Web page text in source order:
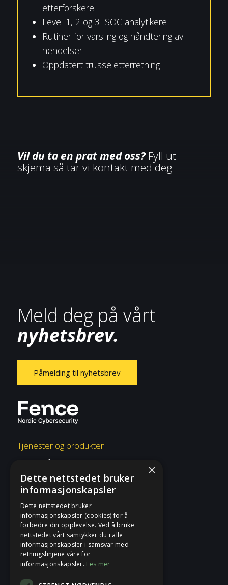
etterforskere.
Level 1, 2 og 3 SOC analytikere
Rutiner for varsling og håndtering av
hendelser.
Oppdatert trusseletterretning
Vil du ta en prat med oss?Fyll ut
skjema så tar vi kontakt med deg
Meld deg på vårt
nyhetsbrev.
Påmelding til nyhetsbrev
Tjenester og produkter
Overvåkning og respons
Risiko og etterlevelse
Rådgivning og konsulent
Tjenester og produkter
Fence
Sikkerhetsblogg
×
Dette nettstedet bruker
informasjonskapsler
Dette nettstedet bruker
informasjonskapsler (cookies) for å
forbedre din opplevelse. Ved å bruke
nettstedet vårt samtykker du i alle
informasjonskapsler i samsvar med
retningslinjene våre for
informasjonskapsler. Les mer